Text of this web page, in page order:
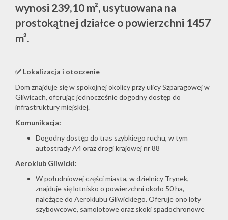
wynosi 239,10 m², usytuowana na
prostokątnej działce o powierzchni 1457
m².
✅ Lokalizacja i otoczenie
Dom znajduje się w spokojnej okolicy przy ulicy Szparagowej w
Gliwicach, oferując jednocześnie dogodny dostęp do
infrastruktury miejskiej.
Komunikacja:
Dogodny dostęp do tras szybkiego ruchu, w tym
autostrady A4 oraz drogi krajowej nr 88
Aeroklub Gliwicki:
W południowej części miasta, w dzielnicy Trynek,
znajduje się lotnisko o powierzchni około 50 ha,
należące do Aeroklubu Gliwickiego. Oferuje ono loty
szybowcowe, samolotowe oraz skoki spadochronowe